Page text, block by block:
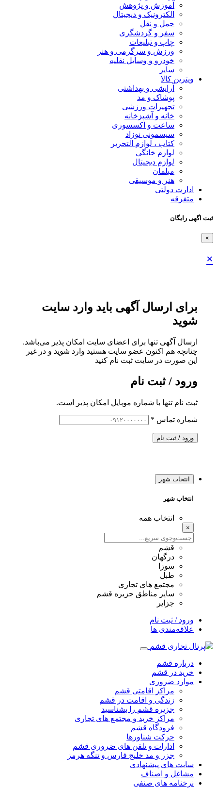
آموزش و پژوهش
الکترونیک و دیجیتال
حمل و نقل
سفر و گردشگری
چاپ و تبلیعات
ورزش و سرگرمی و هنر
خودرو و وسایل نقلیه
سایر
ویترین کالا
آرایشی و بهداشتی
پوشاک و مد
تجهیزات ورزشی
خانه و آشپزخانه
ساعت و اکسسوری
سیسمونی نوزاد
کتاب ، لوازم التحریر
لوازم خانگی
لوازم دیجیتال
مبلمان
هنر و موسیقی
ادارت دولتی
متفرقه
ثبت اگهی رایگان
×
×
برای ارسال آگهی باید وارد سایت
شوید
ارسال آگهی تنها برای اعضای سایت امکان پذیر می‌باشد.
چنانچه هم‌ اکنون عضو سایت هستید وارد شوید و در غیر
این صورت در سایت ثبت نام کنید
ورود / ثبت نام
ثبت نام تنها با شماره موبایل امکان پذیر است.
شماره تماس *
ورود / ثبت نام
انتخاب شهر
انتخاب شهر
انتخاب همه
×
قشم
درگهان
سوزا
طبل
مجتمع های تجاری
سایر مناطق جزیره قشم
جزایر
ورود / ثبت نام
علاقه‌مندی ها
درباره قشم
خرید در قشم
موارد ضروری
مراکز اقامتی قشم
زندگی و اقامت در قشم
جزیره قشم را بشناسید
مراکز خرید و مجتمع های تجاری
فرودگاه قشم
حرکت شناورها
ادارات و تلفن های ضروری قشم
جزر و مد خلیج فارس و تنگه هرمز
سایت های پیشنهادی
مشاغل و اصناف
نرخنامه های صنفی